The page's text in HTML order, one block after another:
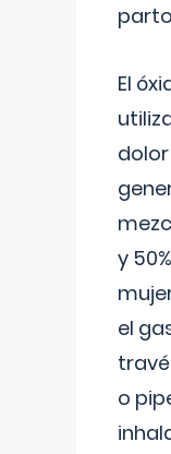
El
y
el
o